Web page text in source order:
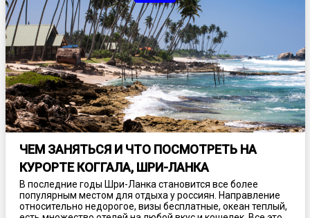
ЧЕМ ЗАНЯТЬСЯ И ЧТО ПОСМОТРЕТЬ НА
КУРОРТЕ КОГГАЛА, ШРИ-ЛАНКА
В последние годы Шри-Ланка становится все более
популярным местом для отдыха у россиян. Направление
относительно недорогое, визы бесплатные, океан теплый,